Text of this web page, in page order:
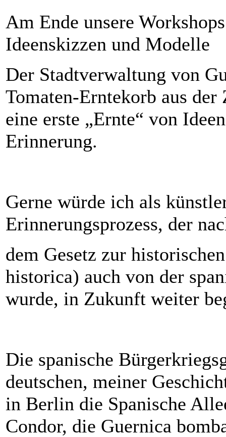
Am Ende unsere
Ideenskizzen und Modelle
Der Stadtverwaltung von
Tomaten-Erntekorb aus
eine erste „Ernte“ von
Erinnerung.
Gerne würde ich als
Erinnerungsprozess, der
dem Gesetz zur
historica) auch von der
wurde, in Zukunft weiter
Die spanische
deutschen, meiner
in Berlin die Spanische
Condor, die Guernica